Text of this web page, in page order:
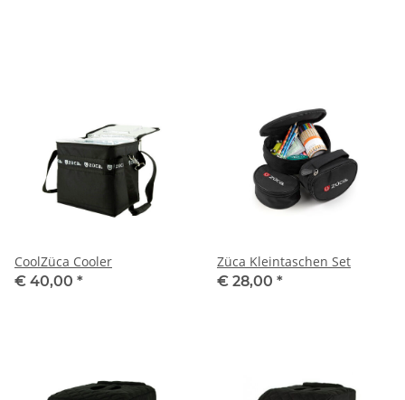
CoolZüca Cooler
€ 40,00 *
Züca Kleintaschen Set
€ 28,00 *